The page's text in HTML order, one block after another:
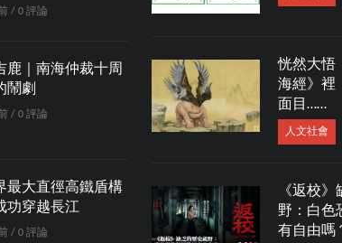
/ 0 評論
鹿｜南海仲裁十周
鬧劇
/ 0 評論
最大直徑高鐵盾構
功穿越長江
/ 0 評論
恍然大悟
海經》裡
面目……
人文社會
《返校
野：白色
有自由嗎